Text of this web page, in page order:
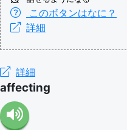
このボタンはなに？
詳細
詳細
affecting